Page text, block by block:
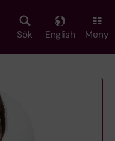
Sök English Meny